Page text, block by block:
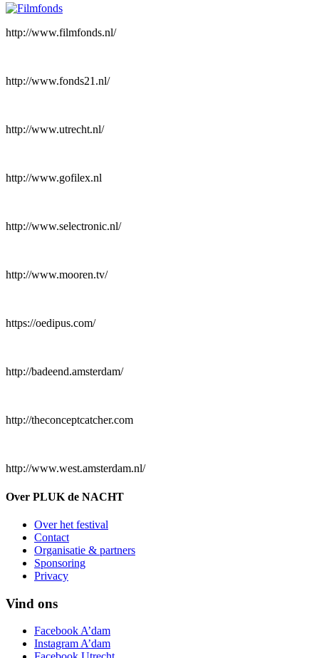
http://www.filmfonds.nl/
http://www.fonds21.nl/
http://www.utrecht.nl/
http://www.gofilex.nl
http://www.selectronic.nl/
http://www.mooren.tv/
https://oedipus.com/
http://badeend.amsterdam/
http://theconceptcatcher.com
http://www.west.amsterdam.nl/
Over PLUK de NACHT
Over het festival
Contact
Organisatie & partners
Sponsoring
Privacy
Vind ons
Facebook A’dam
Instagram A’dam